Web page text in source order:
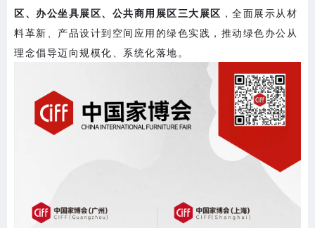
区、办公坐具展区、公共商用展区三大展区 ，全面展示从材
料革新、产品设计到空间应用的绿色实践，推动绿色办公从
理念倡导迈向规模化、系统化落地。